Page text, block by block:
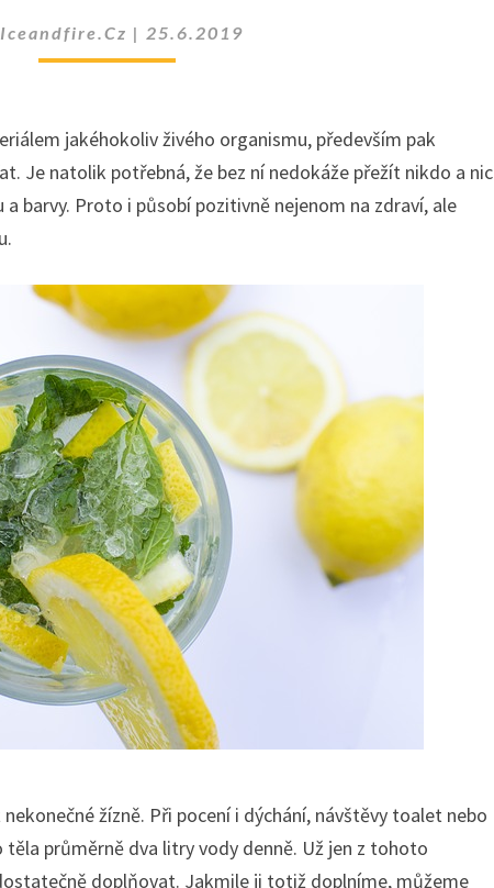
UKLIDŇUJE
Iceandfire.cz | 25.6.2019
jakéhokoliv živého organismu, především pak
Je natolik potřebná, že bez ní nedokáže přežít nikdo a nic
a barvy. Proto i působí pozitivně nejenom na zdraví, ale
žízně. Při pocení i dýchání, návštěvy toalet nebo
těla průměrně dva litry vody denně. Už jen z tohoto
doplňovat. Jakmile ji totiž doplníme, můžeme